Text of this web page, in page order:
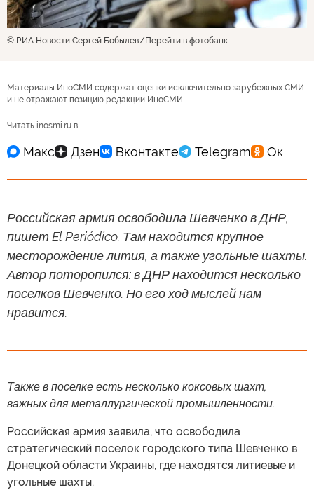
© РИА Новости Сергей Бобылев Перейти в фотобанк
Материалы ИноСМИ содержат оценки исключительно зарубежных СМИ
и не отражают позицию редакции ИноСМИ
Читать inosmi.ru в
Российская армия освободила Шевченко в ДНР,
пишет El Periódico. Там находится крупное
месторождение лития, а также угольные шахты.
Автор поторопился: в ДНР находится несколько
поселков Шевченко. Но его ход мыслей нам
нравится.
Также в поселке есть несколько коксовых шахт,
важных для металлургической промышленности.
Российская армия заявила, что освободила
стратегический поселок городского типа Шевченко в
Донецкой области Украины, где находятся литиевые и
угольные шахты.